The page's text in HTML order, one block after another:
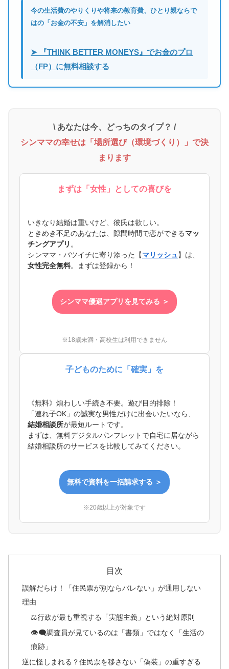
今の生活費のやりくりや将来の教育費、ひとり親ならで
はの「お金の不安」を解消したい
➤ 『THINK BETTER MONEYS』でお金のプロ
（FP）に無料相談する
\ あなたは今、どっちのタイプ？ /
シンママの幸せは「場所選び（環境づくり）」で決
まります
まずは「女性」としての喜びを
いきなり結婚は重いけど、彼氏は欲しい。
ときめき不足のあなたは、隙間時間で恋ができるマッ
チングアプリ 。
シンママ・バツイチに寄り添った【マリッシュ】は、
女性完全無料。まずは登録から！
シンママ優遇アプリを見てみる ＞
※18歳未満・高校生は利用できません
子どものために「確実」を
《無料》煩わしい手続き不要。遊び目的排除！
「連れ子OK」の誠実な男性だけに出会いたいなら、
結婚相談所が最短ルートです。
まずは、無料デジタルパンフレットで自宅に居ながら
結婚相談所のサービスを比較してみてください。
無料で資料を一括請求する ＞
※20歳以上が対象です
目次
誤解だらけ！「住民票が別ならバレない」が通用しない
理由
⚖️行政が最も重視する「実態主義」という絶対原則
👁️‍🗨️調査員が見ているのは「書類」ではなく「生活の
痕跡」
逆に怪しまれる？住民票を移さない「偽装」の重すぎる